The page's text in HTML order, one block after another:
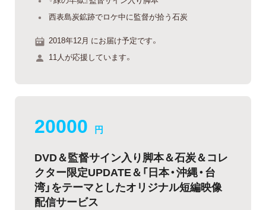
西表島炭鉱跡でロケ中に監督が拾う石炭
2018年12月 にお届け予定です。
11人が応援しています。
20000 円
DVD＆監督サイン入り脚本＆石炭＆コレ
クター限定UPDATE＆「日本・沖縄・台
湾」をテーマとしたオリジナル短編映像
配信サービス